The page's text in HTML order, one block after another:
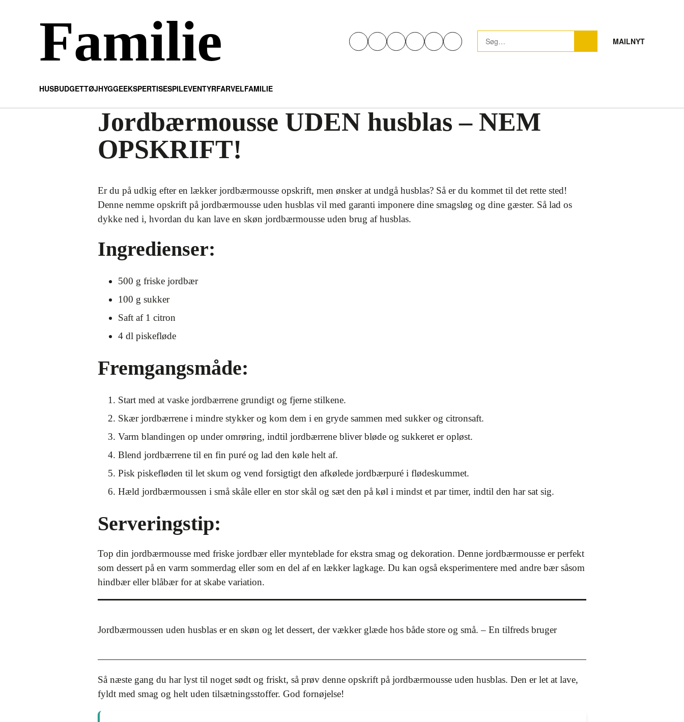
Familie MAILNYT
HUSBUDGETTØJHYGGEEKSPERTISESPILEVENTYRFARVELFAMILIE
Jordbærmousse UDEN husblas – NEM
OPSKRIFT!
Er du på udkig efter en lækker jordbærmousse opskrift, men ønsker at undgå husblas? Så er du kommet til det rette sted!
Denne nemme opskrift på jordbærmousse uden husblas vil med garanti imponere dine smagsløg og dine gæster. Så lad os
dykke ned i, hvordan du kan lave en skøn jordbærmousse uden brug af husblas.
Ingredienser:
500 g friske jordbær
100 g sukker
Saft af 1 citron
4 dl piskefløde
Fremgangsmåde:
Start med at vaske jordbærrene grundigt og fjerne stilkene.
Skær jordbærrene i mindre stykker og kom dem i en gryde sammen med sukker og citronsaft.
Varm blandingen op under omrøring, indtil jordbærrene bliver bløde og sukkeret er opløst.
Blend jordbærrene til en fin puré og lad den køle helt af.
Pisk piskefløden til let skum og vend forsigtigt den afkølede jordbærpuré i flødeskummet.
Hæld jordbærmoussen i små skåle eller en stor skål og sæt den på køl i mindst et par timer, indtil den har sat sig.
Serveringstip:
Top din jordbærmousse med friske jordbær eller mynteblade for ekstra smag og dekoration. Denne jordbærmousse er perfekt
som dessert på en varm sommerdag eller som en del af en lækker lagkage. Du kan også eksperimentere med andre bær såsom
hindbær eller blåbær for at skabe variation.
Jordbærmoussen uden husblas er en skøn og let dessert, der vækker glæde hos både store og små. – En tilfreds bruger
Så næste gang du har lyst til noget sødt og friskt, så prøv denne opskrift på jordbærmousse uden husblas. Den er let at lave,
fyldt med smag og helt uden tilsætningsstoffer. God fornøjelse!